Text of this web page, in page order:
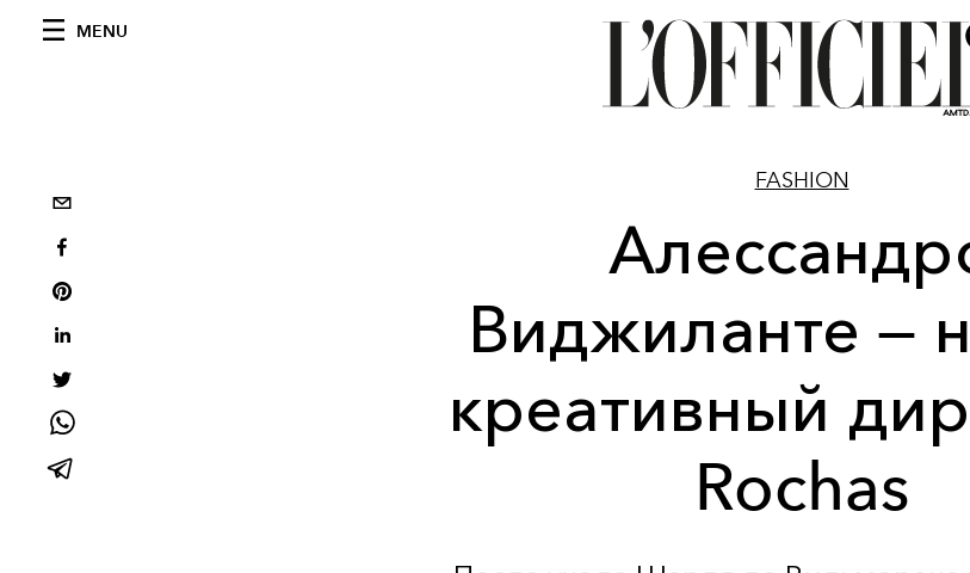
MENU
FASHION
Виджиланте —
креативный
Rochas